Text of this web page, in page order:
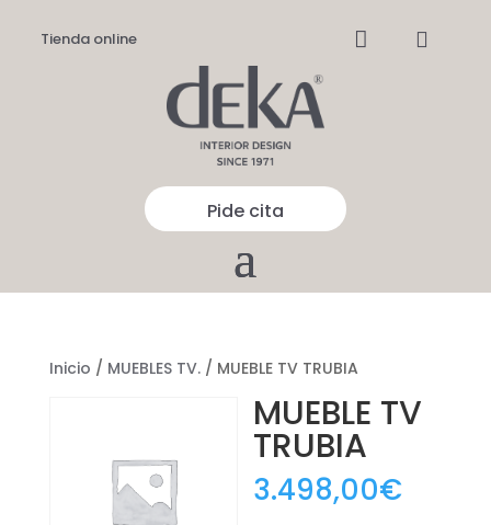
Tienda online  
Pide cita
Inicio / MUEBLES TV./ MUEBLE TV TRUBIA
MUEBLE TV
TRUBIA
3.498,00€